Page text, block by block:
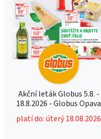
Akční leták Globus 5.8. -
18.8.2026 - Globus Opava
platí do: úterý 18.08.2026